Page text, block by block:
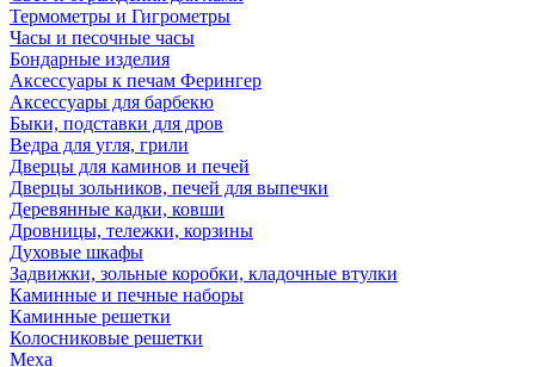
Термометры и Гигрометры
Часы и песочные часы
Бондарные изделия
Аксессуары к печам Ферингер
Аксессуары для барбекю
Быки, подставки для дров
Ведра для угля, грили
Дверцы для каминов и печей
Дверцы зольников, печей для выпечки
Деревянные кадки, ковши
Дровницы, тележки, корзины
Духовые шкафы
Задвижки, зольные коробки, кладочные втулки
Каминные и печные наборы
Каминные решетки
Колосниковые решетки
Меха